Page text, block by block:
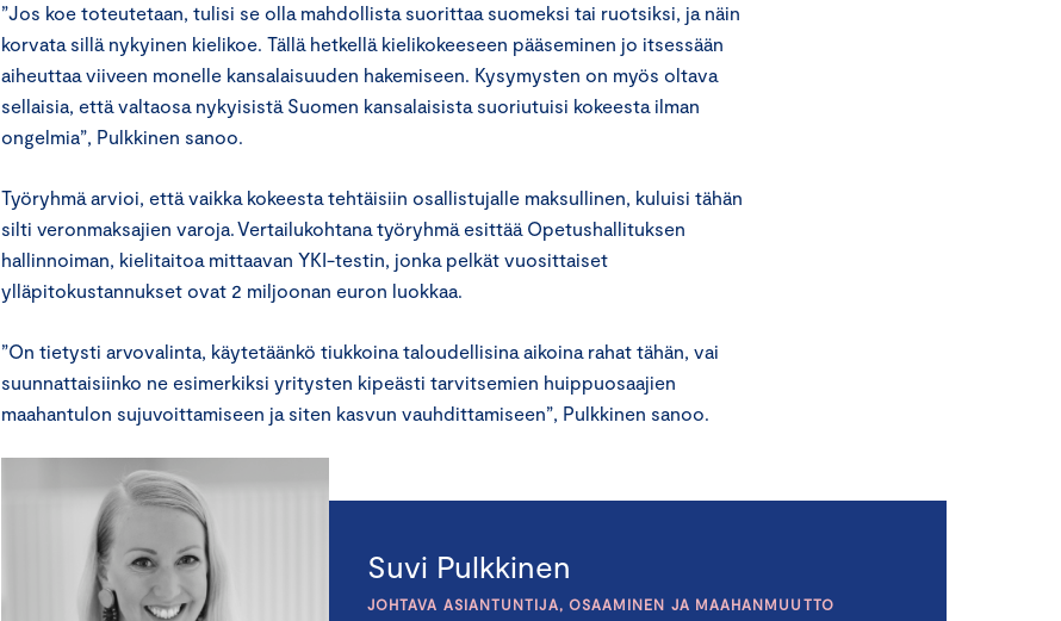
”Jos koe toteutetaan, tulisi se olla mahdollista suorittaa suomeksi tai ruotsiksi, ja näin
korvata sillä nykyinen kielikoe. Tällä hetkellä kielikokeeseen pääseminen jo itsessään
aiheuttaa viiveen monelle kansalaisuuden hakemiseen. Kysymysten on myös oltava
sellaisia, että valtaosa nykyisistä Suomen kansalaisista suoriutuisi kokeesta ilman
ongelmia”, Pulkkinen sanoo.
Työryhmä arvioi, että vaikka kokeesta tehtäisiin osallistujalle maksullinen, kuluisi tähän
silti veronmaksajien varoja. Vertailukohtana työryhmä esittää Opetushallituksen
hallinnoiman, kielitaitoa mittaavan YKI-testin, jonka pelkät vuosittaiset
ylläpitokustannukset ovat 2 miljoonan euron luokkaa.
”On tietysti arvovalinta, käytetäänkö tiukkoina taloudellisina aikoina rahat tähän, vai
suunnattaisiinko ne esimerkiksi yritysten kipeästi tarvitsemien huippuosaajien
maahantulon sujuvoittamiseen ja siten kasvun vauhdittamiseen”, Pulkkinen sanoo.
Suvi Pulkkinen
JOHTAVA ASIANTUNTIJA, OSAAMINEN JA MAAHANMUUTTO